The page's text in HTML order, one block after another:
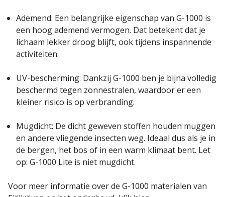
Ademend: Een belangrijke eigenschap van G-1000 is
een hoog ademend vermogen. Dat betekent dat je
lichaam lekker droog blijft, ook tijdens inspannende
activiteiten.
UV-bescherming: Dankzij G-1000 ben je bijna volledig
beschermd tegen zonnestralen, waardoor er een
kleiner risico is op verbranding.
Mugdicht: De dicht geweven stoffen houden muggen
en andere vliegende insecten weg. Ideaal dus als je in
de bergen, het bos of in een warm klimaat bent. Let
op: G-1000 Lite is niet mugdicht.
Voor meer informatie over de G-1000 materialen van